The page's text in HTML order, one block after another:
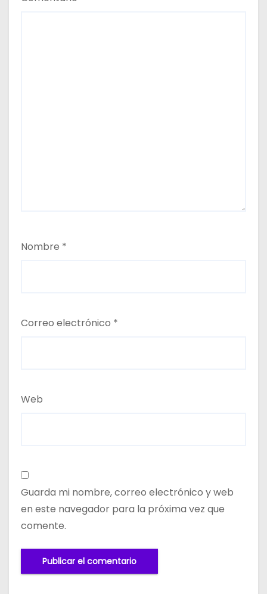
Nombre *
Correo electrónico *
Web
Guarda mi nombre, correo electrónico y web
en este navegador para la próxima vez que
comente.